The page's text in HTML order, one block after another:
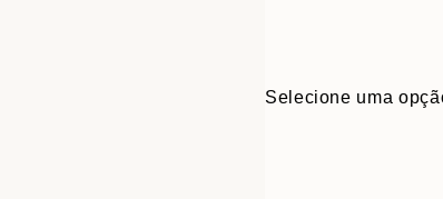
Selecione uma